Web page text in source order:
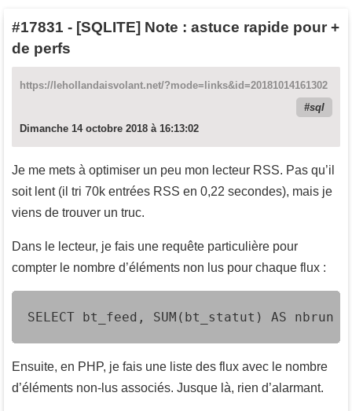
#17831 - [SQLITE] Note : astuce rapide pour +
de perfs
https://lehollandaisvolant.net/?mode=links&id=20181014161302
sql
Dimanche 14 octobre 2018 à 16:13:02
Je me mets à optimiser un peu mon lecteur RSS. Pas qu’il
soit lent (il tri 70k entrées RSS en 0,22 secondes), mais je
viens de trouver un truc.
Dans le lecteur, je fais une requête particulière pour
compter le nombre d’éléments non lus pour chaque flux :
SELECT bt_feed, SUM(bt_statut) AS nbrun
Ensuite, en PHP, je fais une liste des flux avec le nombre
d’éléments non-lus associés. Jusque là, rien d’alarmant.